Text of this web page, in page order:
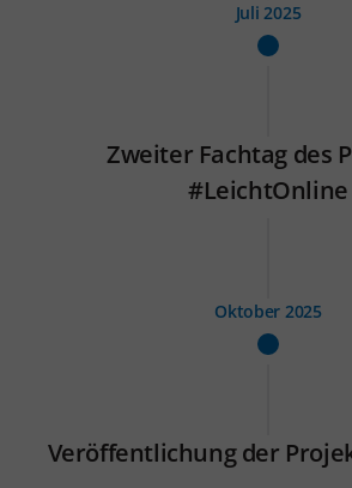
Juli 2025
Zweiter Fachtag des
#LeichtOnline
Oktober 2025
Veröffentlichung der